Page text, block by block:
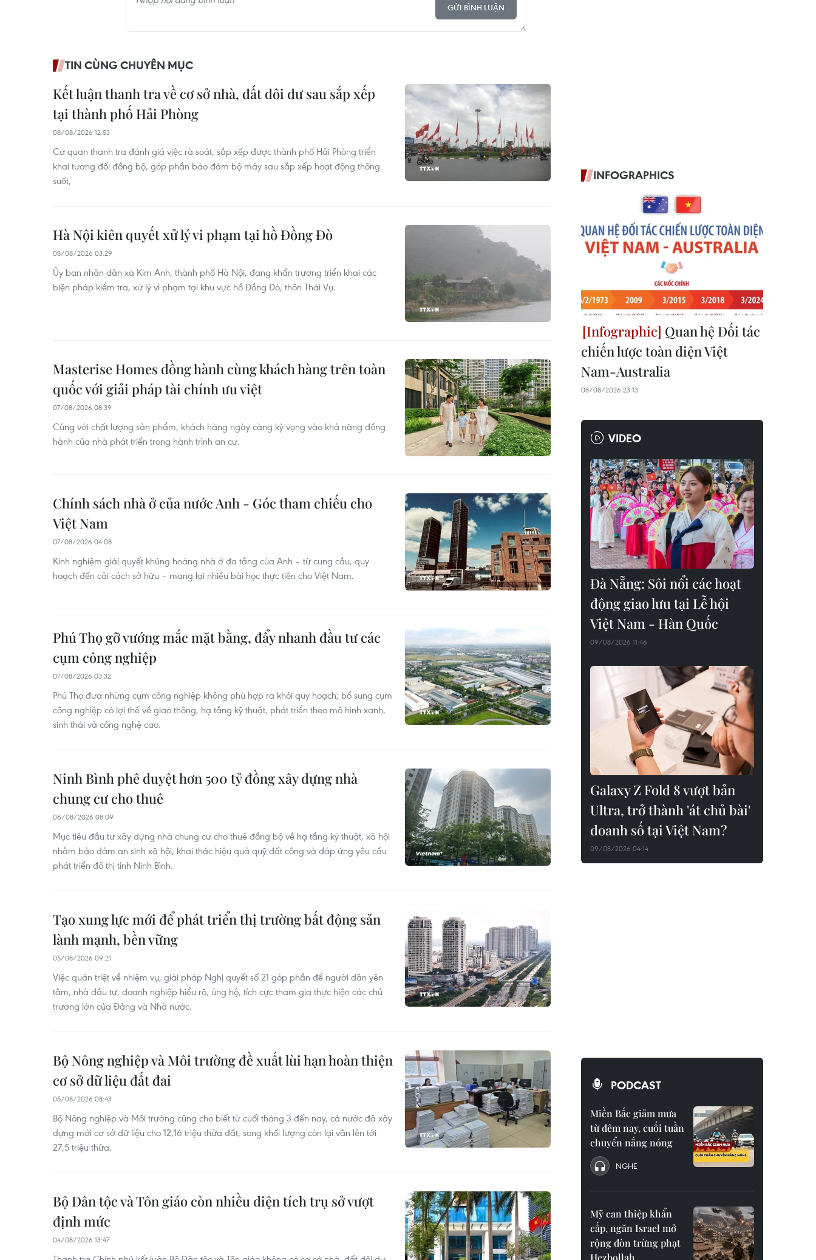
GỬI BÌNH LUẬN
TIN CÙNG CHUYÊN MỤC
Kết luận thanh tra về cơ sở nhà, đất dôi dư sau sắp xếp
tại thành phố Hải Phòng
08/08/2026 12:53
Cơ quan thanh tra đánh giá việc rà soát, sắp xếp được thành phố Hải Phòng triển
khai tương đối đồng bộ, góp phần bảo đảm bộ máy sau sắp xếp hoạt động thông
suốt,
Hà Nội kiên quyết xử lý vi phạm tại hồ Đồng Đò
08/08/2026 03:29
Ủy ban nhân dân xã Kim Anh, thành phố Hà Nội, đang khẩn trương triển khai các
biện pháp kiểm tra, xử lý vi phạm tại khu vực hồ Đồng Đò, thôn Thái Vụ.
Masterise Homes đồng hành cùng khách hàng trên toàn
quốc với giải pháp tài chính ưu việt
07/08/2026 08:39
Cùng với chất lượng sản phẩm, khách hàng ngày càng kỳ vọng vào khả năng đồng
hành của nhà phát triển trong hành trình an cư.
Chính sách nhà ở của nước Anh - Góc tham chiếu cho
Việt Nam
07/08/2026 04:08
Kinh nghiệm giải quyết khủng hoảng nhà ở đa tầng của Anh – từ cung cầu, quy
hoạch đến cải cách sở hữu – mang lại nhiều bài học thực tiễn cho Việt Nam.
Phú Thọ gỡ vướng mắc mặt bằng, đẩy nhanh đầu tư các
cụm công nghiệp
07/08/2026 03:32
Phú Thọ đưa những cụm công nghiệp không phù hợp ra khỏi quy hoạch; bổ sung cụm
công nghiệp có lợi thế về giao thông, hạ tầng kỹ thuật, phát triển theo mô hình xanh,
sinh thái và công nghệ cao.
Ninh Bình phê duyệt hơn 500 tỷ đồng xây dựng nhà
chung cư cho thuê
06/08/2026 08:09
Mục tiêu đầu tư xây dựng nhà chung cư cho thuê đồng bộ về hạ tầng kỹ thuật, xã hội
nhằm bảo đảm an sinh xã hội, khai thác hiệu quả quỹ đất công và đáp ứng yêu cầu
phát triển đô thị tỉnh Ninh Bình.
Tạo xung lực mới để phát triển thị trường bất động sản
lành mạnh, bền vững
05/08/2026 09:21
Việc quán triệt về nhiệm vụ, giải pháp Nghị quyết số 21 góp phần để người dân yên
tâm, nhà đầu tư, doanh nghiệp hiểu rõ, ủng hộ, tích cực tham gia thực hiện các chủ
trương lớn của Đảng và Nhà nước.
Bộ Nông nghiệp và Môi trường đề xuất lùi hạn hoàn thiện
cơ sở dữ liệu đất đai
05/08/2026 08:43
Bộ Nông nghiệp và Môi trường cũng cho biết từ cuối tháng 3 đến nay, cả nước đã xây
dựng mới cơ sở dữ liệu cho 12,16 triệu thửa đất, song khối lượng còn lại vẫn lên tới
27,5 triệu thửa.
Bộ Dân tộc và Tôn giáo còn nhiều diện tích trụ sở vượt
định mức
04/08/2026 13:47
INFOGRAPHICS
Quan hệ Đối tác
chiến lược toàn diện Việt
Nam-Australia
08/08/2026 23:13
VIDEO
Đà Nẵng: Sôi nổi các hoạt
động giao lưu tại Lễ hội
Việt Nam - Hàn Quốc
09/08/2026 11:46
Galaxy Z Fold 8 vượt bản
Ultra, trở thành 'át chủ bài'
doanh số tại Việt Nam?
09/08/2026 04:14
PODCAST
Miền Bắc giảm mưa
từ đêm nay, cuối tuần
chuyển nắng nóng
NGHE
Mỹ can thiệp khẩn
cấp, ngăn Israel mở
rộng đòn trừng phạt
Hezbollah